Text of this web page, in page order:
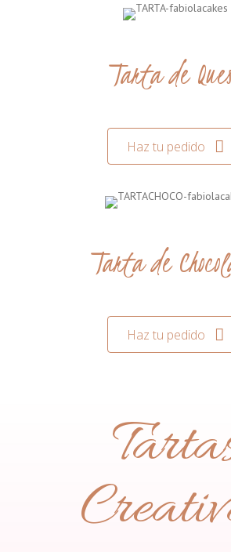
Tarta de
Haz tu pedido
Tarta de
Haz tu pedido